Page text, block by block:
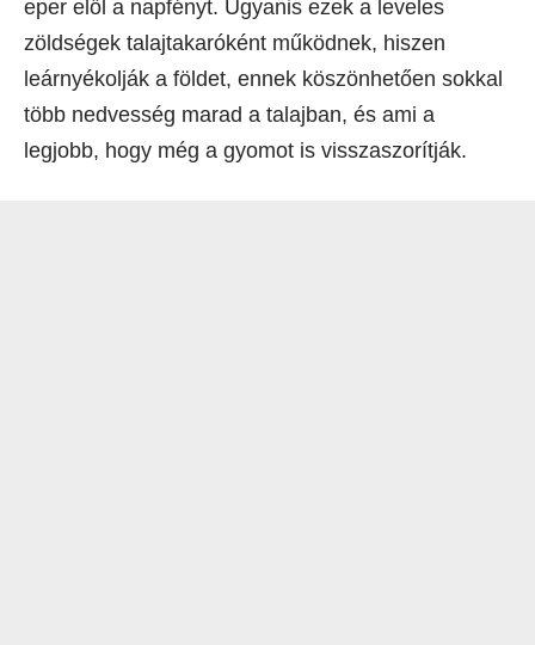
eper elől a napfényt. Ugyanis ezek a leveles
zöldségek talajtakaróként működnek, hiszen
leárnyékolják a földet, ennek köszönhetően sokkal
több nedvesség marad a talajban, és ami a
legjobb, hogy még a gyomot is visszaszorítják.